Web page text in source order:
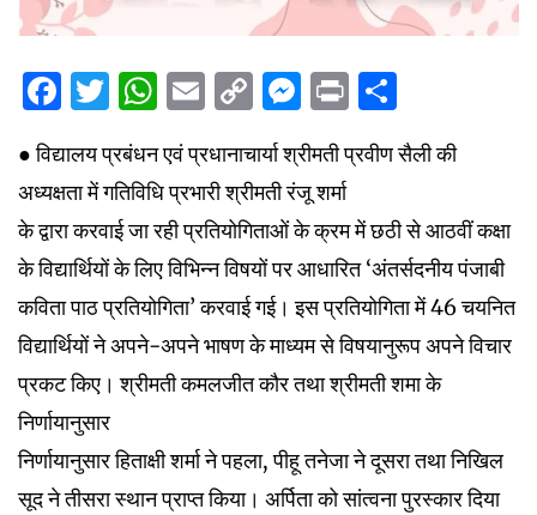
Facebook
Twitter
WhatsApp
Email
Copy
Link
Messenger
Print
● विद्यालय प्रबंधन एवं प्रधानाचार्या श्रीमती प्रवीण सैली की
अध्यक्षता में गतिविधि प्रभारी श्रीमती रंजू शर्मा
के द्वारा करवाई जा रही प्रतियोगिताओं के क्रम में छठी से आठवीं कक्षा
के विद्यार्थियों के लिए विभिन्न विषयों पर आधारित ‘अंतर्सदनीय पंजाबी
कविता पाठ प्रतियोगिता’ करवाई गई। इस प्रतियोगिता में 46 चयनित
विद्यार्थियों ने अपने-अपने भाषण के माध्यम से विषयानुरूप अपने विचार
प्रकट किए। श्रीमती कमलजीत कौर तथा श्रीमती शमा के
निर्णायानुसार
निर्णायानुसार हिताक्षी शर्मा ने पहला, पीहू तनेजा ने दूसरा तथा निखिल
सूद ने तीसरा स्थान प्राप्त किया। अर्पिता को सांत्वना पुरस्कार दिया